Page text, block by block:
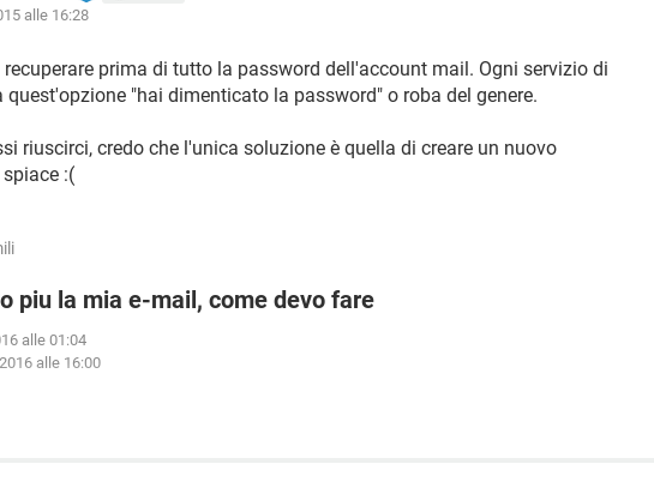
alle 16:28
recuperare prima di tutto la password dell'account mail. Ogni servizio di
"hai dimenticato la password" o roba del genere.
riuscirci, credo che l'unica soluzione è quella di creare un nuovo
:(
piu la mia e-mail, come devo fare
alle 01:04
alle 16:00